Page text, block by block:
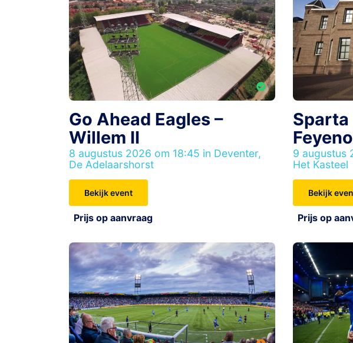
Go Ahead Eagles –
Willem II
8 augustus 2026 om 18:45 in Deventer,
De Adelaarshorst
Bekijk event
Prijs op aanvraag
Sparta
9 augustus
Het Kasteel
Bekijk
Prijs op